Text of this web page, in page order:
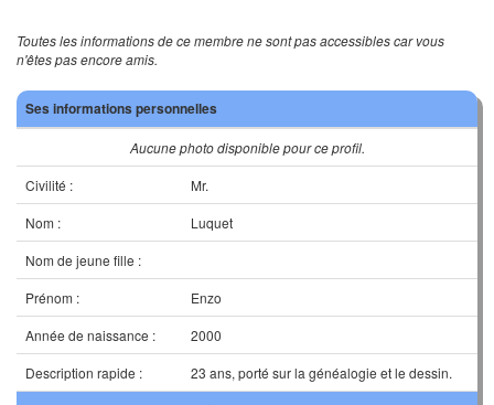
Toutes les informations de ce membre ne sont pas accessibles car vous
n'êtes pas encore amis.
Ses informations personnelles
Aucune photo disponible pour ce profil.
Civilité :
Mr.
Nom :
Luquet
Nom de jeune fille :
Prénom :
Enzo
Année de naissance :
2000
Description rapide :
23 ans, porté sur la généalogie et le dessin.